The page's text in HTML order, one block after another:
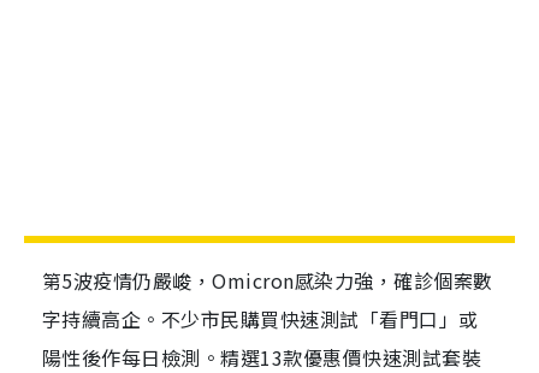
第5波疫情仍嚴峻，Omicron感染力強，確診個案數
字持續高企。不少市民購買快速測試「看門口」或
陽性後作每日檢測。精選13款優惠價快速測試套裝